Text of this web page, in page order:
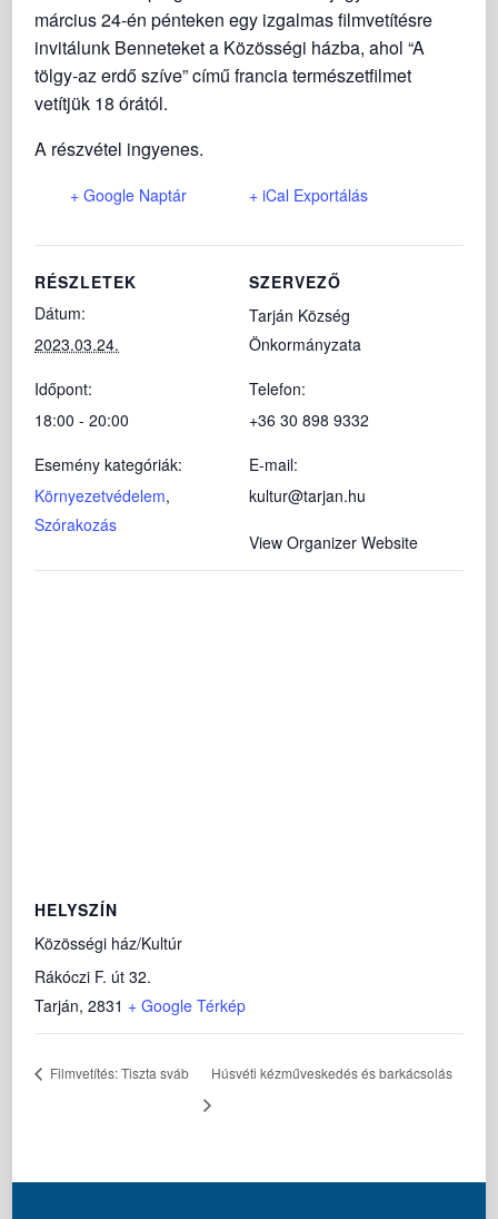
március 24-én pénteken egy izgalmas filmvetítésre
invitálunk Benneteket a Közösségi házba, ahol “A
tölgy-az erdő szíve” című francia természetfilmet
vetítjük 18 órától.
A részvétel ingyenes.
+ Google Naptár + iCal Exportálás
RÉSZLETEK
Dátum:
2023.03.24.
Időpont:
18:00 - 20:00
Esemény kategóriák:
Környezetvédelem,
Szórakozás
SZERVEZŐ
Tarján Község
Önkormányzata
Telefon:
+36 30 898 9332
E-mail:
kultur@tarjan.hu
View Organizer Website
HELYSZÍN
Közösségi ház/Kultúr
Rákóczi F. út 32.
Tarján, 2831 + Google Térkép
Filmvetítés: Tiszta sváb Húsvéti kézműveskedés és barkácsolás